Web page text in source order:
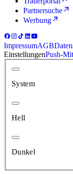
Partnersuche
Werbung
ImpressumAGB
EinstellungenPush-
System
Hell
Dunkel